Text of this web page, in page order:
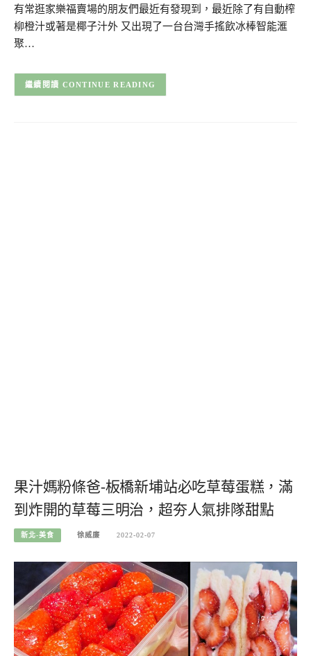
有常逛家樂福賣場的朋友們最近有發現到，最近除了有自動榨
柳橙汁或著是椰子汁外 又出現了一台台灣手搖飲冰棒智能滙
聚…
CONTINUE READING
果汁媽粉條爸-板橋新埔站必吃草莓蛋糕，滿
到炸開的草莓三明治，超夯人氣排隊甜點
新北-美食 徐威廉 2022-02-07